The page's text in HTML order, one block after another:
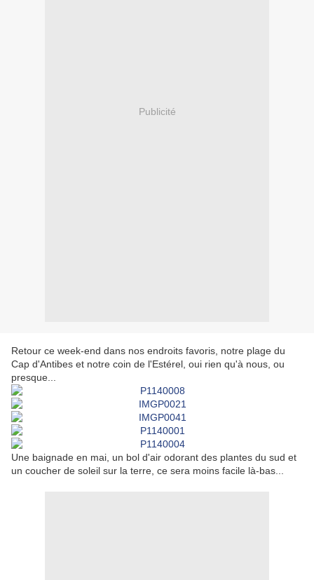
Publicité
Retour ce week-end dans nos endroits favoris, notre plage du
Cap d'Antibes et notre coin de l'Estérel, oui rien qu'à nous, ou
presque...
Une baignade en mai, un bol d'air odorant des plantes du sud et
un coucher de soleil sur la terre, ce sera moins facile là-bas...